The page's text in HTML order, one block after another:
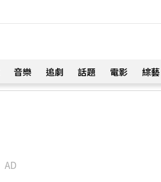
音樂 追劇 話題 電影 綜藝